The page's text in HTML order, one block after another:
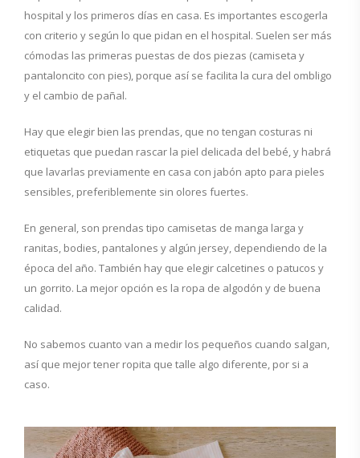
hospital y los primeros días en casa. Es importantes escogerla
con criterio y según lo que pidan en el hospital. Suelen ser más
cómodas las primeras puestas de dos piezas (camiseta y
pantaloncito con pies), porque así se facilita la cura del ombligo
y el cambio de pañal.
Hay que elegir bien las prendas, que no tengan costuras ni
etiquetas que puedan rascar la piel delicada del bebé, y habrá
que lavarlas previamente en casa con jabón apto para pieles
sensibles, preferiblemente sin olores fuertes.
En general, son prendas tipo camisetas de manga larga y
ranitas, bodies, pantalones y algún jersey, dependiendo de la
época del año. También hay que elegir calcetines o patucos y
un gorrito. La mejor opción es la ropa de algodón y de buena
calidad.
No sabemos cuanto van a medir los pequeños cuando salgan,
así que mejor tener ropita que talle algo diferente, por si a
caso.